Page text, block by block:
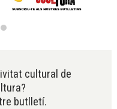
cultural de
butlletí.